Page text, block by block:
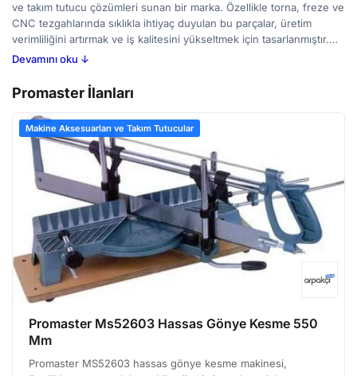
ve takım tutucu çözümleri sunan bir marka. Özellikle torna, freze ve
CNC tezgahlarında sıklıkla ihtiyaç duyulan bu parçalar, üretim
verimliliğini artırmak ve iş kalitesini yükseltmek için tasarlanmıştır.
Promaster ürünleri arasında matkap uçları, frezeler, penseler ve
geometrilerdeki işleme işlemlerinin hassasiyetle gerçekleştirilmesi
mümkün hale geliyor. Makine operatörlerinin ve üretim
mühendislerinin dikkat etmesi gereken noktalar arasında takımın
malzeme uyumluluğu, hız ve devir ayarları ile titreşim kontrolü yer
alıyor. Promaster'ın geniş ürün yelpazesini BirMakine’de
inceleyerek hem yeni hem de ikinci el ilanları karşılaştırabilir,
ihtiyaçlarınıza uygun çözümü bulabilirsiniz.
Devamını oku ↓
Promaster İlanları
Makine Aksesuarları ve Takım Tutucular
Promaster Ms52603 Hassas Gönye Kesme 550
Mm
Promaster MS52603 hassas gönye kesme makinesi,